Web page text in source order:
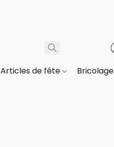
Articles de fête Bricolage